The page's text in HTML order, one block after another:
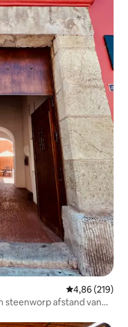
Gemiddelde
4,86 (219)
steenworp afstand van